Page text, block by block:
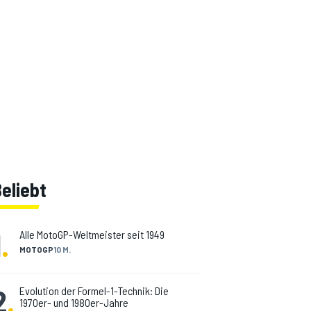
. MOTOGP10 M.
Alle MotoGP-Weltmeister seit 1949
. Evolution der Formel-1-Technik: Die
1970er- und 1980er-Jahre